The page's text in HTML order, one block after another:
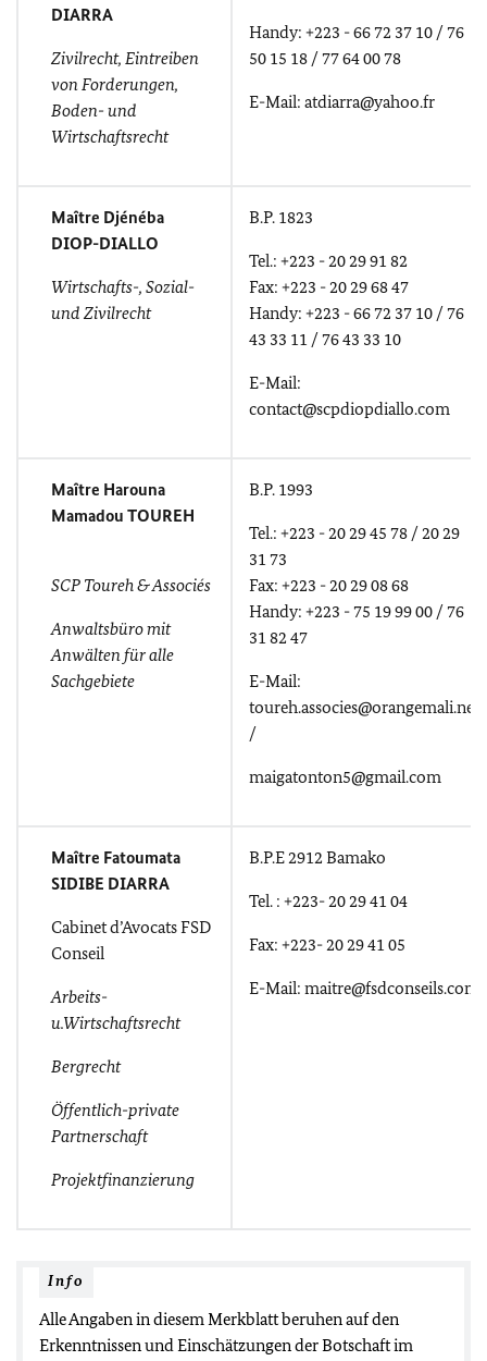
DIARRA
Zivilrecht, Eintreiben
von Forderungen,
Boden- und
Wirtschaftsrecht
Handy: +223 - 66 72 37 10 / 76
50 15 18 / 77 64 00 78
E-Mail: atdiarra@yahoo.fr
Maître Djénéba
DIOP-DIALLO
Wirtschafts-, Sozial-
und Zivilrecht
B.P. 1823
Tel.: +223 - 20 29 91 82
Fax: +223 - 20 29 68 47
Handy: +223 - 66 72 37 10 / 76
43 33 11 / 76 43 33 10
E-Mail:
contact@scpdiopdiallo.com
Maître Harouna
Mamadou TOUREH
SCP Toureh & Associés
Anwaltsbüro mit
Anwälten für alle
Sachgebiete
B.P. 1993
Tel.: +223 - 20 29 45 78 / 20 29
31 73
Fax: +223 - 20 29 08 68
Handy: +223 - 75 19 99 00 / 76
31 82 47
E-Mail:
toureh.associes@orangemali.net
/
maigatonton5@gmail.com
Maître Fatoumata
SIDIBE DIARRA
Cabinet d’Avocats FSD
Conseil
Arbeits-
u.Wirtschaftsrecht
Bergrecht
Öffentlich-private
Partnerschaft
Projektfinanzierung
B.P.E 2912 Bamako
Tel. : +223- 20 29 41 04
Fax: +223- 20 29 41 05
E-Mail: maitre@fsdconseils.com
Info
Alle Angaben in diesem Merkblatt beruhen auf den
Erkenntnissen und Einschätzungen der Botschaft im